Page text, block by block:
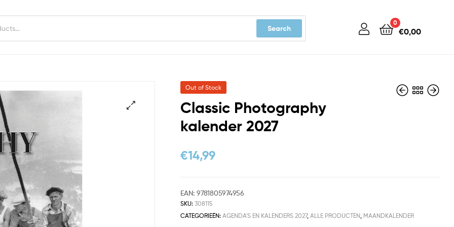
Search
0
€0,00
Out of Stock
Classic Photography
kalender 2027
€14,99
EAN:9781805974956
SKU:308115
CATEGORIEËN:AGENDA'S EN KALENDERS 2027,ALLE PRODUCTEN MAANDKALENDER